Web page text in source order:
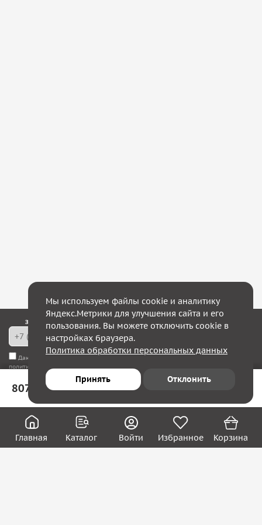
Главная Каталог Избранное
Войти Корзина
807 ₽
Закажите обратный звонок — в течение 10 минут мы с Вами свяжемся!
Даю согласие на обработку моих персональных данных
политикой конфиденциальности
Юридическим лицам
Акции
Вакансии
Контакты
Мы используем файлы cookie и аналитику
Яндекс.Метрики для улучшения сайта и его
пользования. Вы можете отключить cookie в
настройках браузера.
Политика обработки персональных данных
Принять Отклонить